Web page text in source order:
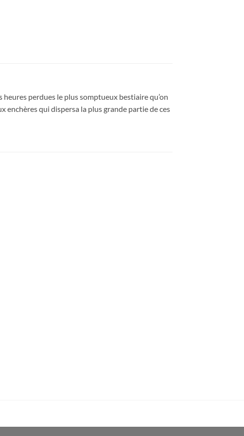
perdues le plus somptueux bestiaire qu’on
enchères qui dispersa la plus grande partie de ces